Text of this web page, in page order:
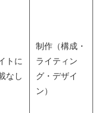
トに
なし
制作（構成・
ライティン
グ・デザイ
ン）